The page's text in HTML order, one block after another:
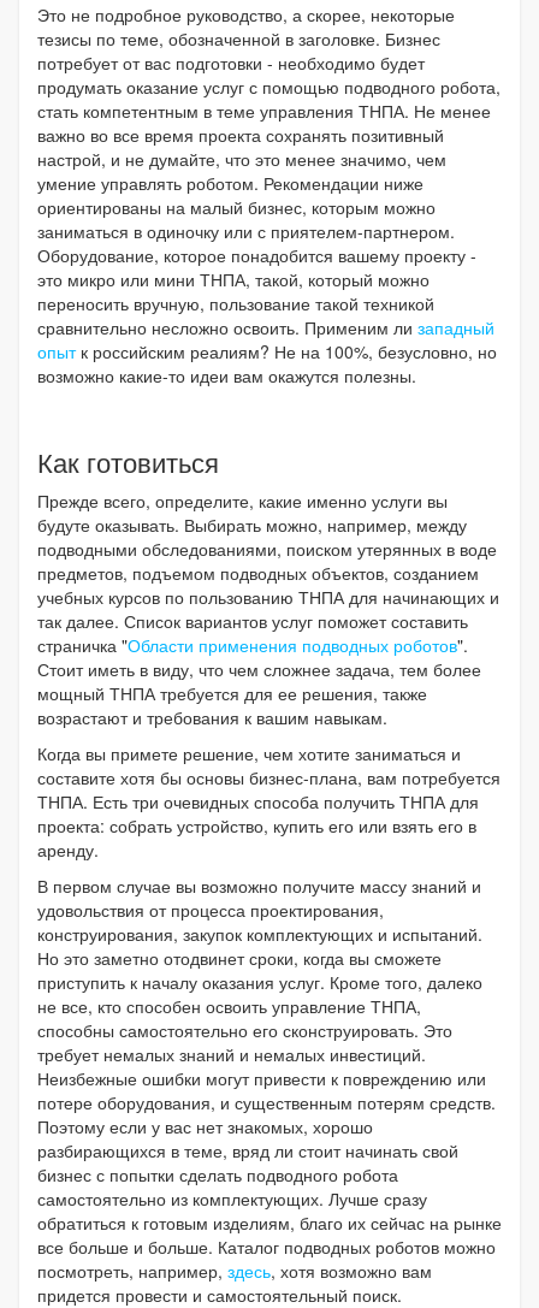
Это не подробное руководство, а скорее, некоторые
тезисы по теме, обозначенной в заголовке. Бизнес
потребует от вас подготовки - необходимо будет
продумать оказание услуг с помощью подводного робота,
стать компетентным в теме управления ТНПА. Не менее
важно во все время проекта сохранять позитивный
настрой, и не думайте, что это менее значимо, чем
умение управлять роботом. Рекомендации ниже
ориентированы на малый бизнес, которым можно
заниматься в одиночку или с приятелем-партнером.
Оборудование, которое понадобится вашему проекту -
это микро или мини ТНПА, такой, который можно
переносить вручную, пользование такой техникой
сравнительно несложно освоить. Применим ли западный
опытк российским реалиям? Не на 100%, безусловно, но
возможно какие-то идеи вам окажутся полезны.
Как готовиться
Прежде всего, определите, какие именно услуги вы
будуте оказывать. Выбирать можно, например, между
подводными обследованиями, поиском утерянных в воде
предметов, подъемом подводных объектов, созданием
учебных курсов по пользованию ТНПА для начинающих и
так далее. Список вариантов услуг поможет составить
страничка "Области применения подводных роботов".
Стоит иметь в виду, что чем сложнее задача, тем более
мощный ТНПА требуется для ее решения, также
возрастают и требования к вашим навыкам.
Когда вы примете решение, чем хотите заниматься и
составите хотя бы основы бизнес-плана, вам потребуется
ТНПА. Есть три очевидных способа получить ТНПА для
проекта: собрать устройство, купить его или взять его в
аренду.
В первом случае вы возможно получите массу знаний и
удовольствия от процесса проектирования,
конструирования, закупок комплектующих и испытаний.
Но это заметно отодвинет сроки, когда вы сможете
приступить к началу оказания услуг. Кроме того, далеко
не все, кто способен освоить управление ТНПА,
способны самостоятельно его сконструировать. Это
требует немалых знаний и немалых инвестиций.
Неизбежные ошибки могут привести к повреждению или
потере оборудования, и существенным потерям средств.
Поэтому если у вас нет знакомых, хорошо
разбирающихся в теме, вряд ли стоит начинать свой
бизнес с попытки сделать подводного робота
самостоятельно из комплектующих. Лучше сразу
обратиться к готовым изделиям, благо их сейчас на рынке
все больше и больше. Каталог подводных роботов можно
посмотреть, например, здесь, хотя возможно вам
придется провести и самостоятельный поиск.